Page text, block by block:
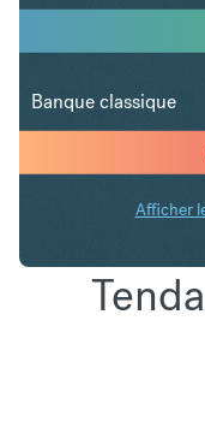
Banque classique
Afficher